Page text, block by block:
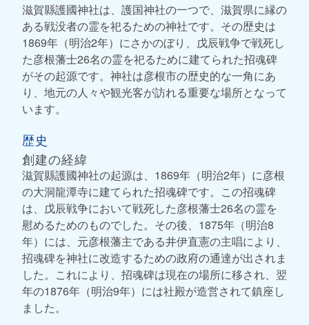
滋賀縣護國神社は、護国神社の一つで、滋賀県に縁の
ある戦没者の霊を祀るための神社です。その歴史は
1869年（明治2年）にさかのぼり、戊辰戦争で戦死し
た彦根藩士26名の霊を祀るために建てられた招魂碑
がその起源です。神社は彦根市の歴史的な一角にあ
り、地元の人々や観光客が訪れる重要な場所となって
います。
歴史
創建の経緯
滋賀縣護國神社の起源は、1869年（明治2年）に彦根
の大洞龍潭寺に建てられた招魂碑です。この招魂碑
は、戊辰戦争において戦死した彦根藩士26名の霊を
慰めるためのものでした。その後、1875年（明治8
年）には、元彦根藩主である井伊直憲の主唱により、
招魂碑を神社に改造するための政府の通達が出されま
した。これにより、招魂碑は現在の場所に移され、翌
年の1876年（明治9年）には社殿が造営されて鎮座し
ました。